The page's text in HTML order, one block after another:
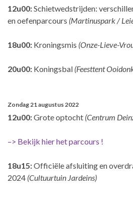
12u00:Schietwedstrijden:
en oefenparcours (Martinuspark /
18u00: Kroningsmis (Onze-Lieve-
20u00: Koningsbal (Feesttent
Zondag 21 augustus 2022
12u00:Grote optocht (Centrum
–> Bekijk hier het parcours !
18u15:Officiële afsluiting en
2024 (Cultuurtuin Jardeins)